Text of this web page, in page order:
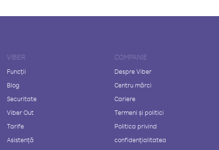
VIBER
Funcții
Blog
Securitate
Viber Out
Tarife
Asistență
COMPANIE
Despre Viber
Centru mărci
Cariere
Termeni și politici
Politica privind
confidențialitatea